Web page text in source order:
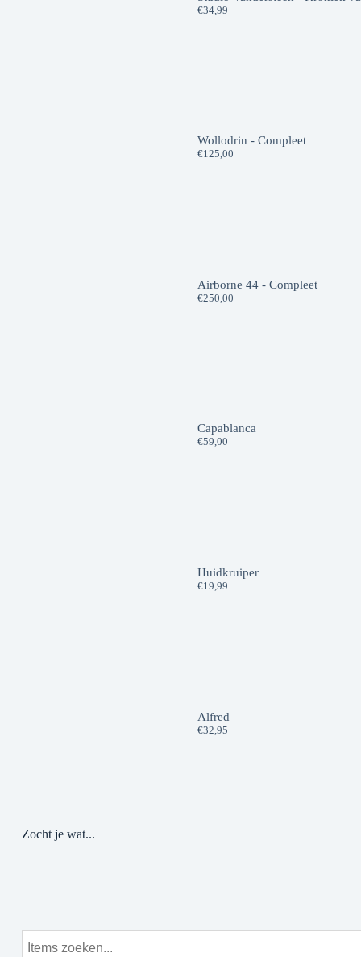
€34,99
Wollodrin - Compleet
€125,00
Airborne 44 - Compleet
€250,00
Capablanca
€59,00
Huidkruiper
€19,99
Alfred
€32,95
Zocht je wat...